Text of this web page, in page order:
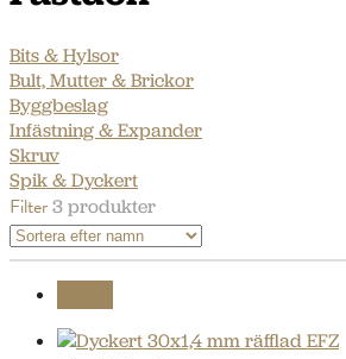
Bits & Hylsor
Bult, Mutter & Brickor
Byggbeslag
Infästning & Expander
Skruv
Spik & Dyckert
Filter3 produkter